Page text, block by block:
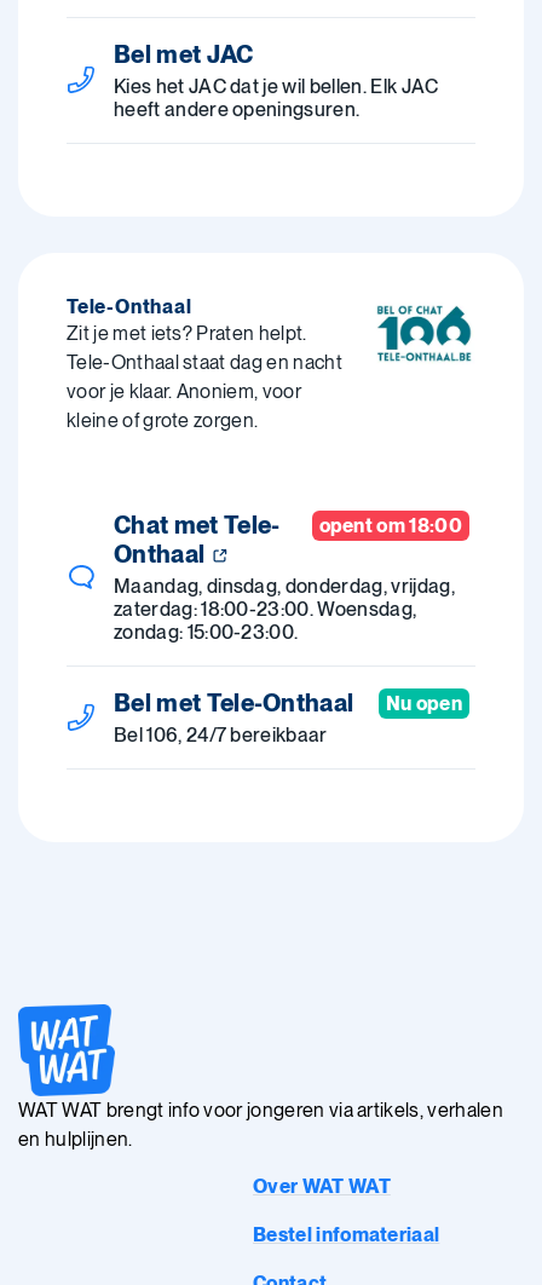
Bel met JAC
Kies het JAC dat je wil bellen. Elk JAC
heeft andere openingsuren.
Tele-Onthaal
Zit je met iets? Praten helpt.
Tele-Onthaal staat dag en nacht
voor je klaar. Anoniem, voor
kleine of grote zorgen.
opent om 18:00
Chat met Tele-
Onthaal
Maandag, dinsdag, donderdag, vrijdag,
zaterdag: 18:00-23:00. Woensdag,
zondag: 15:00-23:00.
Nu open
Bel met Tele-Onthaal
Bel 106, 24/7 bereikbaar
WAT WAT brengt info voor jongeren via artikels, verhalen
en hulplijnen.
Over WAT WAT
Bestel infomateriaal